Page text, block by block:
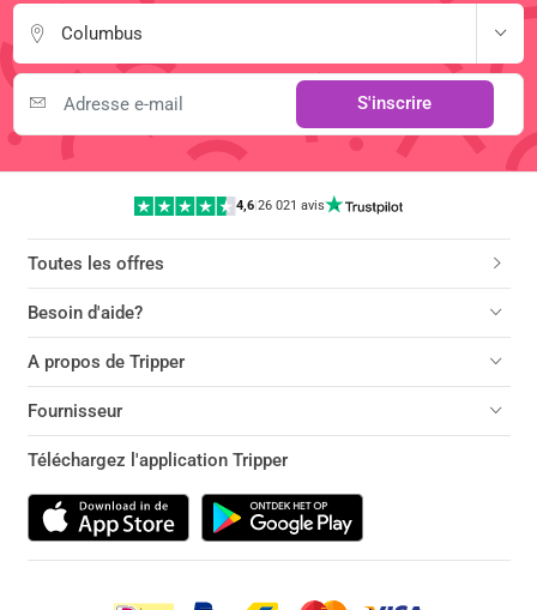
Columbus
S'inscrire
4,6 |26 021 avis
Toutes les offres
Besoin d'aide?
A propos de Tripper
Fournisseur
Téléchargez l'application Tripper